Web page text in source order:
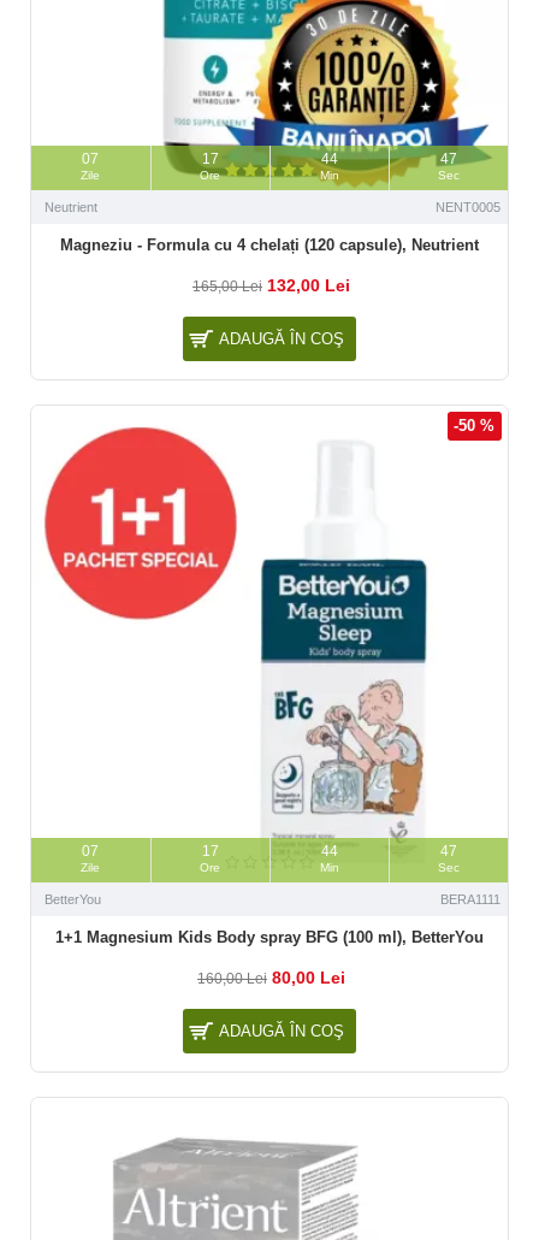
07
Zile
17
Ore
44
Min
46
Sec
Neutrient NENT0005
Magneziu - Formula cu 4 chelați (120 capsule), Neutrient
165,00 Lei 132,00 Lei
ADAUGĂ ÎN COŞ
-50 %
07
Zile
17
Ore
44
Min
46
Sec
BetterYou BERA1111
1+1 Magnesium Kids Body spray BFG (100 ml), BetterYou
160,00 Lei 80,00 Lei
ADAUGĂ ÎN COŞ